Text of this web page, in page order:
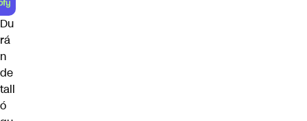
Du
rá
n
de
tall
ó